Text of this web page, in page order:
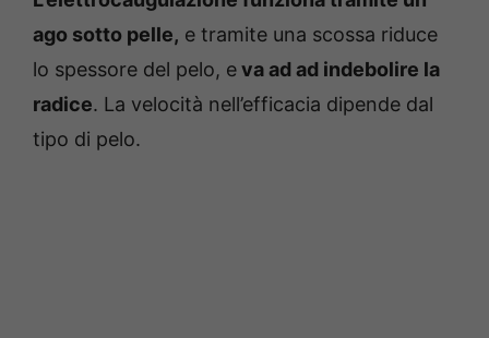
ago sotto pelle, e tramite una scossa riduce
lo spessore del pelo, eva ad ad indebolire la
radice. La velocità nell’efficacia dipende dal
tipo di pelo.